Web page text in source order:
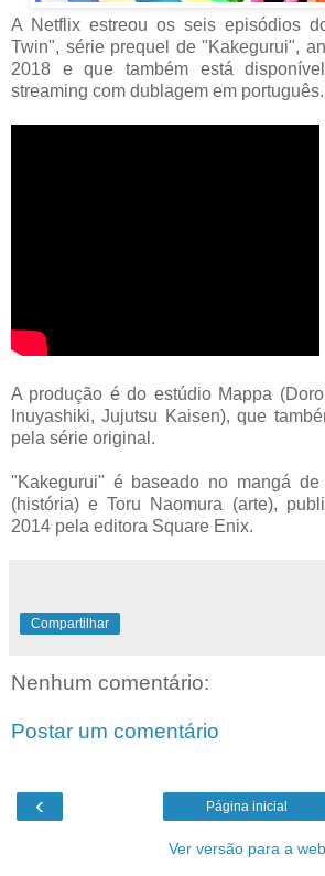
A Netflix estreou os seis episódios
Twin", série prequel de "Kakegurui",
2018 e que também está
streaming com dublagem em português.
A produção é do estúdio Mappa
Inuyashiki, Jujutsu Kaisen), que
pela série original.
"Kakegurui" é baseado no mangá de
(história) e Toru Naomura (arte),
2014 pela editora Square Enix.
Compartilhar
Nenhum comentário:
Postar um comentário
‹ Página inicial
Ver versão para a web